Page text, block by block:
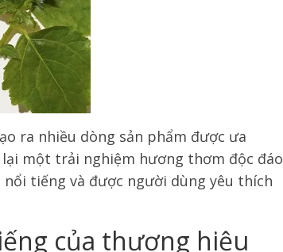
ra nhiều dòng sản phẩm được ưa
một trải nghiệm hương thơm độc đáo
tiếng và được người dùng yêu thích
của thương hiệu